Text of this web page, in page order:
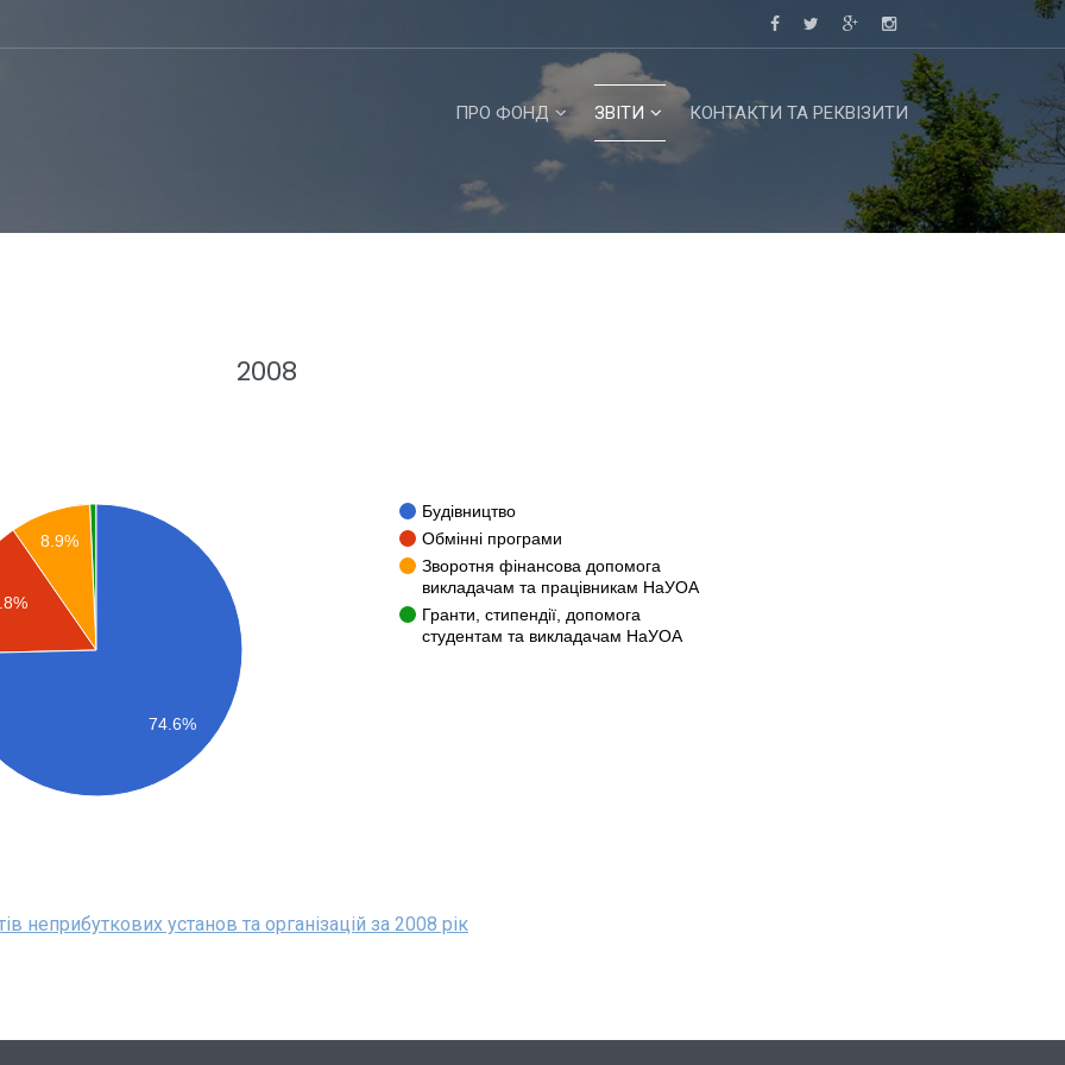
ПРО ФОНД ЗВІТИ КОНТАКТИ ТА РЕКВІЗИТИ
2008
Будівництво
Обмінні програми
Зворотня фінансова допомога
викладачам та працівникам НаУОА
Гранти, стипендії, допомога
студентам та викладачам НаУОА
8.9%
74.6%
неприбуткових установ та організацій за 2008 рік